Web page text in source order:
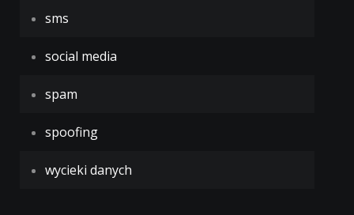
sms
social media
spam
spoofing
wycieki danych